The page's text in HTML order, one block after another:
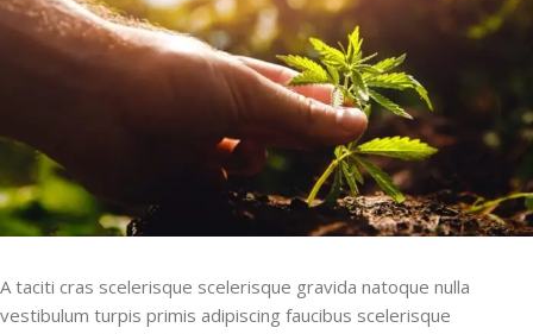
A taciti cras scelerisque scelerisque gravida natoque nulla
vestibulum turpis primis adipiscing faucibus scelerisque